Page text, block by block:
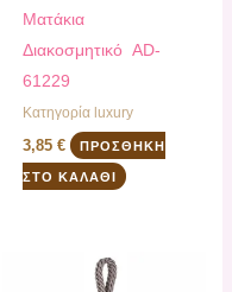
Ματάκια
Διακοσμητικό AD-
61229
Κατηγορία luxury
3,85 € ΠΡΟΣΘΉΚΗ
ΣΤΟ ΚΑΛΆΘΙ